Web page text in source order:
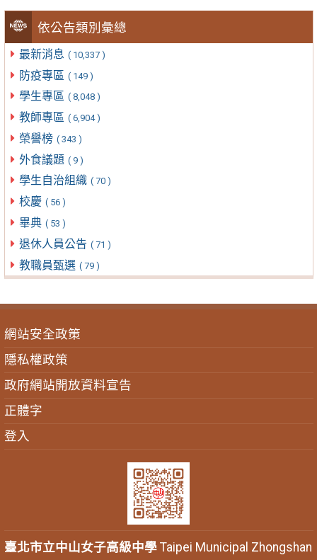
依公告類別彙總
最新消息 ( 10,337 )
防疫專區 ( 149 )
學生專區 ( 8,048 )
教師專區 ( 6,904 )
榮譽榜 ( 343 )
外食議題 ( 9 )
學生自治組織 ( 70 )
校慶 ( 56 )
畢典 ( 53 )
退休人員公告 ( 71 )
教職員甄選 ( 79 )
網站安全政策
隱私權政策
政府網站開放資料宣告
正體字
登入
臺北市立中山女子高級中學Taipei Municipal Zhongshan